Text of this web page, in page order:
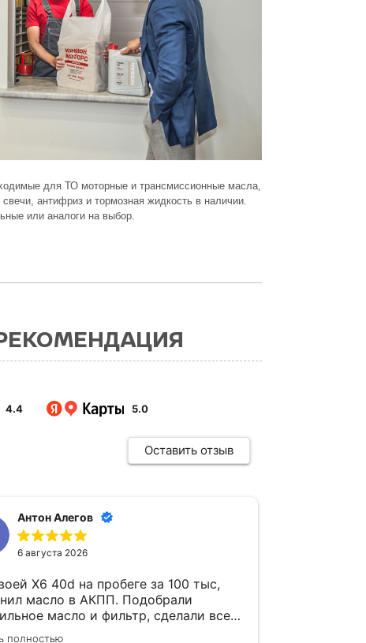
для ТО моторные и трансмиссионные масла,
антифриз и тормозная жидкость в наличии.
или аналоги на выбор.
4.4 5.0
Оставить отзыв
Антон Алегов
6 августа 2026
X6 40d на пробеге за 100 тыс,
масло в АКПП. Подобрали
масло и фильтр, сделали все
с полной заменой. Мастер
полностью